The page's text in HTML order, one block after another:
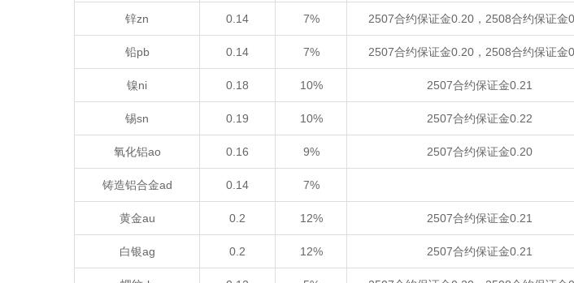
锌zn 0.14 7% 2507合约保证金0.20，2508合约保证金
铅pb 0.14 7% 2507合约保证金0.20，2508合约保证金
镍ni 0.18 10% 2507合约保证金0.21
锡sn 0.19 10% 2507合约保证金0.22
氧化铝ao 0.16 9% 2507合约保证金0.20
铸造铝合金ad 0.14 7%
黄金au 0.2 12% 2507合约保证金0.21
白银ag 0.2 12% 2507合约保证金0.21